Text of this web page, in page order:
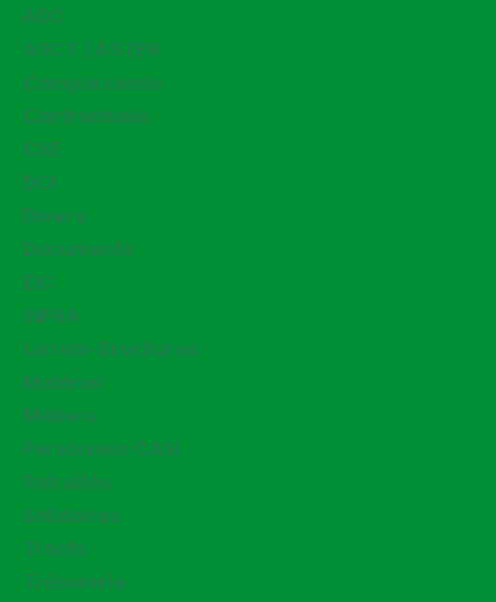
ADC
ASCT / ASTER
Compte rendu
Contractuels
CSE
DCI
Divers
Documents
EIC
INFRA
Livrets-Brochures
Matériel
Métiers
Personnels CASI
Retraités
Solidaires
Tracts
Trésorerie